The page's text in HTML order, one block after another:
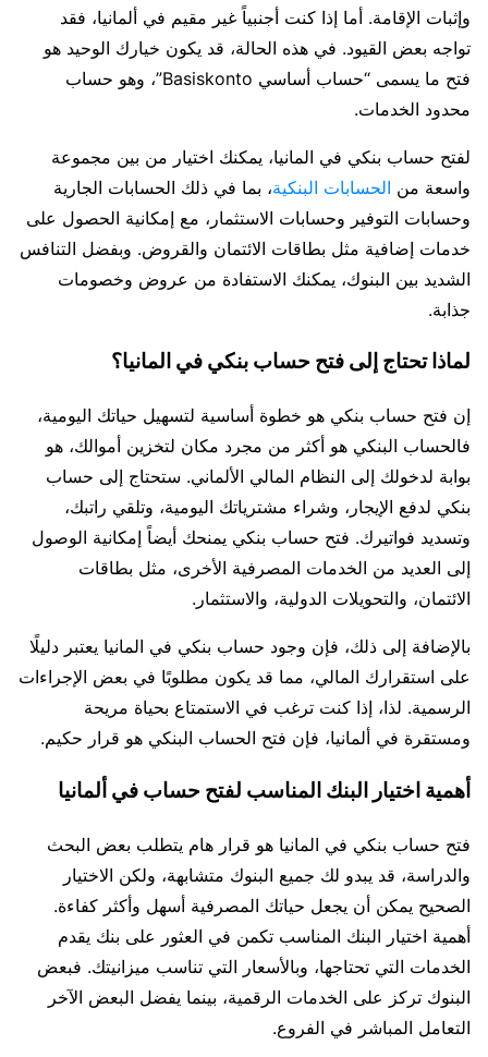
وإثبات الإقامة. أما إذا كنت أجنبياً غير مقيم في ألمانيا، فقد
تواجه بعض القيود. في هذه الحالة، قد يكون خيارك الوحيد هو
فتح ما يسمى “حساب أساسي Basiskonto”، وهو حساب
محدود الخدمات.
لفتح حساب بنكي في المانيا، يمكنك اختيار من بين مجموعة
واسعة من الحسابات البنكية، بما في ذلك الحسابات الجارية
وحسابات التوفير وحسابات الاستثمار، مع إمكانية الحصول على
خدمات إضافية مثل بطاقات الائتمان والقروض. وبفضل التنافس
الشديد بين البنوك، يمكنك الاستفادة من عروض وخصومات
جذابة.
لماذا تحتاج إلى فتح حساب بنكي في المانيا؟
إن فتح حساب بنكي هو خطوة أساسية لتسهيل حياتك اليومية،
فالحساب البنكي هو أكثر من مجرد مكان لتخزين أموالك، هو
بوابة لدخولك إلى النظام المالي الألماني. ستحتاج إلى حساب
بنكي لدفع الإيجار، وشراء مشترياتك اليومية، وتلقي راتبك،
وتسديد فواتيرك. فتح حساب بنكي يمنحك أيضاً إمكانية الوصول
إلى العديد من الخدمات المصرفية الأخرى، مثل بطاقات
الائتمان، والتحويلات الدولية، والاستثمار.
بالإضافة إلى ذلك، فإن وجود حساب بنكي في المانيا يعتبر دليلًا
على استقرارك المالي، مما قد يكون مطلوبًا في بعض الإجراءات
الرسمية. لذا، إذا كنت ترغب في الاستمتاع بحياة مريحة
ومستقرة في ألمانيا، فإن فتح الحساب البنكي هو قرار حكيم.
أهمية اختيار البنك المناسب لفتح حساب في ألمانيا
فتح حساب بنكي في المانيا هو قرار هام يتطلب بعض البحث
والدراسة، قد يبدو لك جميع البنوك متشابهة، ولكن الاختيار
الصحيح يمكن أن يجعل حياتك المصرفية أسهل وأكثر كفاءة.
أهمية اختيار البنك المناسب تكمن في العثور على بنك يقدم
الخدمات التي تحتاجها، وبالأسعار التي تناسب ميزانيتك. فبعض
البنوك تركز على الخدمات الرقمية، بينما يفضل البعض الآخر
التعامل المباشر في الفروع.